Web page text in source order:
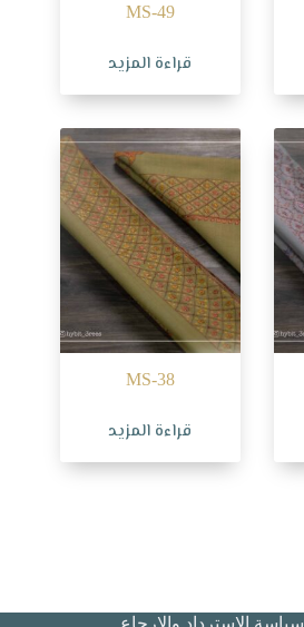
MS-49
قراءة المزيد
MS-38
قراءة المزيد
سياسة الاسترداد والإرجاع